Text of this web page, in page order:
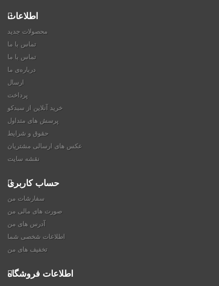
اطلاعات
محصولات جدید
تماس با ما
تماس با ما
درباره‌ی ما
ارسال
پرداخت
خرید آنلاین از سبدکو
پرسش های متداول
حقوق و شرایط
عکس های ارسالی مشتریان
نقشه سایت
حساب کاربری
سفارشات من
صورت های مالی من
آدرس های من
اطلاعات شخصی شما
تخفیف های من
اطلاعات فروشگاه